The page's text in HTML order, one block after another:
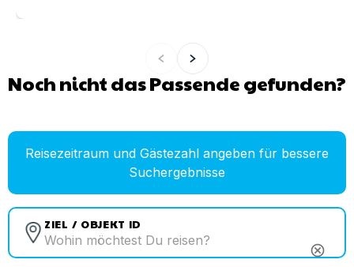
Noch nicht das Passende gefunden?
Reisezeitraum und Gästezahl angeben für bessere
Suchergebnisse
ZIEL / OBJEKT ID
cancel